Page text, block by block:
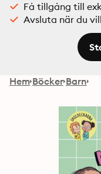
Få tillgång till
Avsluta när du vill
Hem Böcker Barn